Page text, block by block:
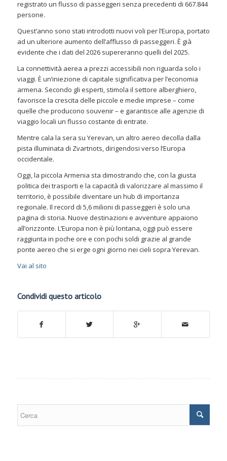
registrato un flusso di passeggeri senza precedenti di 667.844
persone.
Quest’anno sono stati introdotti nuovi voli per l’Europa, portato
ad un ulteriore aumento dell’afflusso di passeggeri. È già
evidente che i dati del 2026 supereranno quelli del 2025.
La connettività aerea a prezzi accessibili non riguarda solo i
viaggi. È un’iniezione di capitale significativa per l’economia
armena. Secondo gli esperti, stimola il settore alberghiero,
favorisce la crescita delle piccole e medie imprese – come
quelle che producono souvenir – e garantisce alle agenzie di
viaggio locali un flusso costante di entrate.
Mentre cala la sera su Yerevan, un altro aereo decolla dalla
pista illuminata di Zvartnots, dirigendosi verso l’Europa
occidentale.
Oggi, la piccola Armenia sta dimostrando che, con la giusta
politica dei trasporti e la capacità di valorizzare al massimo il
territorio, è possibile diventare un hub di importanza
regionale. Il record di 5,6 milioni di passeggeri è solo una
pagina di storia. Nuove destinazioni e avventure appaiono
all’orizzonte. L’Europa non è più lontana, oggi può essere
raggiunta in poche ore e con pochi soldi grazie al grande
ponte aereo che si erge ogni giorno nei cieli sopra Yerevan.
Vai al sito
Condividi questo articolo